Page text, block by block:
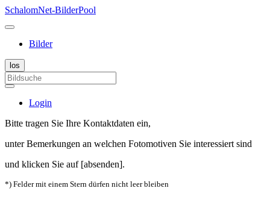
SchalomNet-BilderPool
Bilder
Login
Bitte tragen Sie Ihre Kontaktdaten ein,
unter Bemerkungen an welchen Fotomotiven Sie interessiert sind
und klicken Sie auf [absenden].
*) Felder mit einem Stern dürfen nicht leer bleiben